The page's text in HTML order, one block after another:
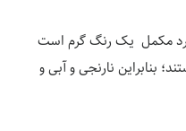
مکمل یک رنگ گرم است
بنابراین نارنجی و آبی و